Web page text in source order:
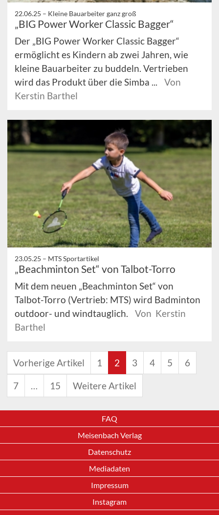
22.06.25 – Kleine Bauarbeiter ganz groß
„BIG Power Worker Classic Bagger“
Der „BIG Power Worker Classic Bagger“
ermöglicht es Kindern ab zwei Jahren, wie
kleine Bauarbeiter zu buddeln. Vertrieben
wird das Produkt über die Simba ...
Von
Kerstin Barthel
23.05.25 – MTS Sportartikel
„Beachminton Set“ von Talbot-Torro
Mit dem neuen „Beachminton Set“ von
Talbot-Torro (Vertrieb: MTS) wird Badminton
outdoor- und windtauglich.
Von Kerstin
Barthel
Vorherige Artikel 1 2 3 4 5 6
7 … 15 Weitere Artikel
FAQ
Meisenbach Verlag
Datenschutz
Mediadaten
Impressum
Instagram